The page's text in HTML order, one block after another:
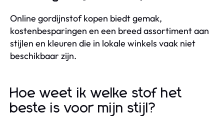
Online gordijnstof kopen biedt gemak,
kostenbesparingen en een breed assortiment aan
stijlen en kleuren die in lokale winkels vaak niet
beschikbaar zijn.
Hoe weet ik welke stof het
beste is voor mijn stijl?